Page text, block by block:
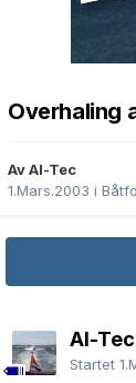
Overhaling
Av Al-Tec
1.Mars.2003 i
Al-Tec
Startet